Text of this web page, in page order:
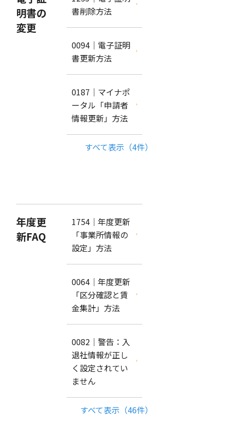
明書の
変更
書削除方法
0094｜電子証明
書更新方法
0187｜マイナポ
ータル「申請者
情報更新」方法
すべて表示（4件）
年度更
新FAQ
1754｜年度更新
「事業所情報の
設定」方法
0064｜年度更新
「区分確認と賃
金集計」方法
0082｜警告：入
退社情報が正し
く設定されてい
ません
すべて表示（46件）